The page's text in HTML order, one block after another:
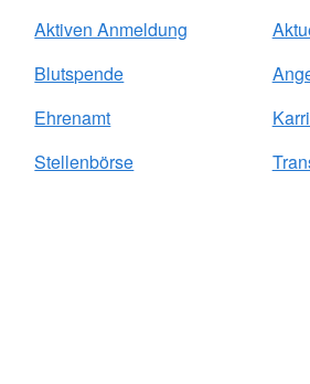
Aktiven Anmeldung
Blutspende
Ehrenamt
Stellenbörse